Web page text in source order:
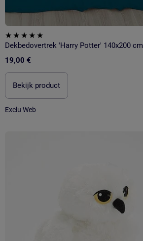
Dekbedovertrek 'Harry Potter' 140x200 cm
19,00 €
Bekijk product
Exclu Web